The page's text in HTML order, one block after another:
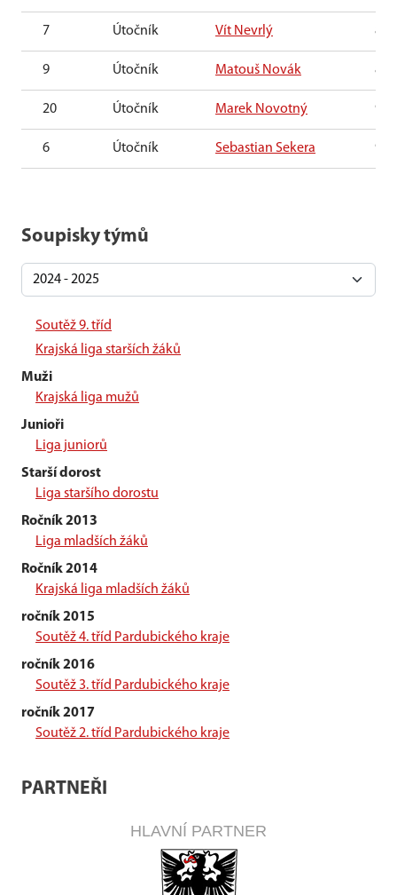
7 Útočník Vít Nevrlý 8
9 Útočník Matouš Novák 8
20 Útočník Marek Novotný 9
6 Útočník Sebastian Sekera 9
Soupisky týmů
Soutěž 9. tříd
Krajská liga starších žáků
Muži
Krajská liga mužů
Junioři
Liga juniorů
Starší dorost
Liga staršího dorostu
Ročník 2013
Liga mladších žáků
Ročník 2014
Krajská liga mladších žáků
ročník 2015
Soutěž 4. tříd Pardubického kraje
ročník 2016
Soutěž 3. tříd Pardubického kraje
ročník 2017
Soutěž 2. tříd Pardubického kraje
PARTNEŘI
HLAVNÍ PARTNER